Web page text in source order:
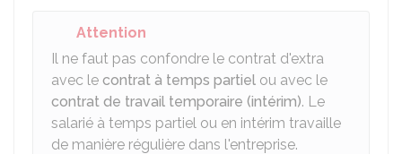
Attention
Il ne faut pas confondre le contrat d'extra
avec le contrat à temps partiel ou avec le
contrat de travail temporaire (intérim). Le
salarié à temps partiel ou en intérim travaille
de manière régulière dans l'entreprise.